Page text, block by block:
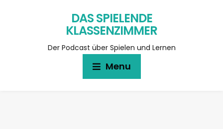
DAS SPIELENDE
KLASSENZIMMER
Der Podcast über Spielen und Lernen
Menu